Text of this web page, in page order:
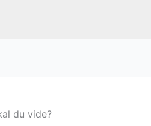
du vide?